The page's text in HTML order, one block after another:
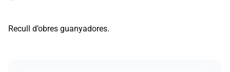
Recull d’obres guanyadores.